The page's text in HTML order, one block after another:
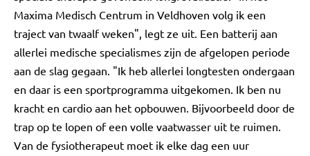
Maxima Medisch Centrum in Veldhoven volg ik een
traject van twaalf weken", legt ze uit. Een batterij aan
allerlei medische specialismes zijn de afgelopen periode
aan de slag gegaan. "Ik heb allerlei longtesten ondergaan
en daar is een sportprogramma uitgekomen. Ik ben nu
kracht en cardio aan het opbouwen. Bijvoorbeeld door de
trap op te lopen of een volle vaatwasser uit te ruimen.
Van de fysiotherapeut moet ik elke dag een uur